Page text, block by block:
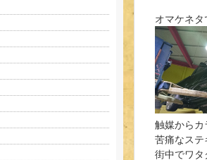
オマケネ
触媒からカ
苦痛なス
街中でワ